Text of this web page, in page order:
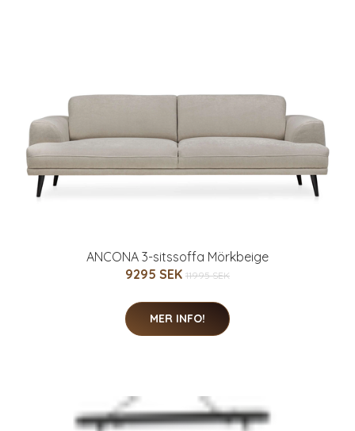
ANCONA 3-sitssoffa Mörkbeige
9295 SEK 11995 SEK
MER INFO!